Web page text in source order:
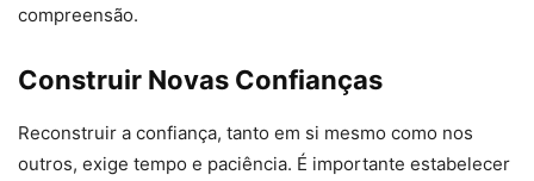
compreensão.
Construir Novas Confianças
Reconstruir a confiança, tanto em si mesmo como nos
outros, exige tempo e paciência. É importante estabelecer